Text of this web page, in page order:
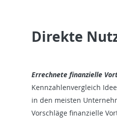
Direkte
Errechnete finanzielle
Kennzahlenvergleich
in den meisten
Vorschläge finanzielle